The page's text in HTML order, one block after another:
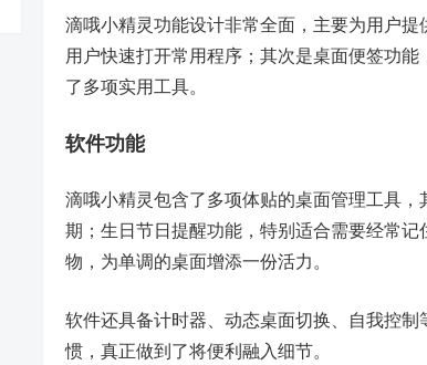
滴哦小精灵功能设计非常全面，主要为用户
用户快速打开常用程序；其次是桌面便签功
了多项实用工具。
软件功能
滴哦小精灵包含了多项体贴的桌面管理工具
期；生日节日提醒功能，特别适合需要经常
物，为单调的桌面增添一份活力。
软件还具备计时器、动态桌面切换、自我控
惯，真正做到了将便利融入细节。